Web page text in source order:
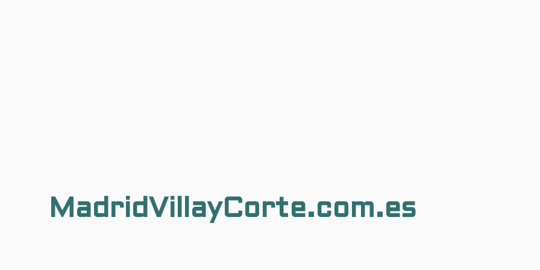
MadridVillayCorte.com.es